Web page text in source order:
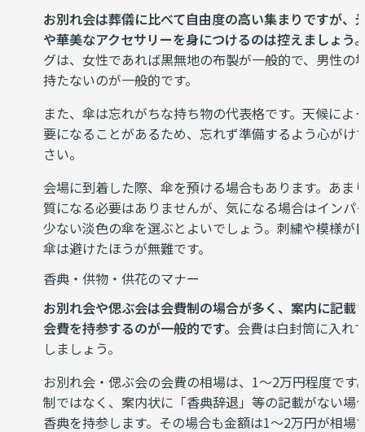
お別れ会は葬儀に比べて自由度の高い集まりですが、
や華美なアクセサリーを身につけるのは控えましょう
グは、女性であれば黒無地の布製が一般的で、男性の
持たないのが一般的です。
また、傘は忘れがちな持ち物の代表格です。天候によ
要になることがあるため、忘れず準備するよう心がけ
さい。
会場に到着した際、傘を預ける場合もあります。あま
質になる必要はありませんが、気になる場合はインパ
少ない淡色の傘を選ぶとよいでしょう。刺繍や模様が
傘は避けたほうが無難です。
香典・供物・供花のマナー
お別れ会や偲ぶ会は会費制の場合が多く、案内に記載
会費を持参するのが一般的です。 会費は白封筒に入れ
しましょう。
お別れ会・偲ぶ会の会費の相場は、1～2万円程度です
制ではなく、案内状に「香典辞退」等の記載がない場
香典を持参します。その場合も金額は1～2万円が相場